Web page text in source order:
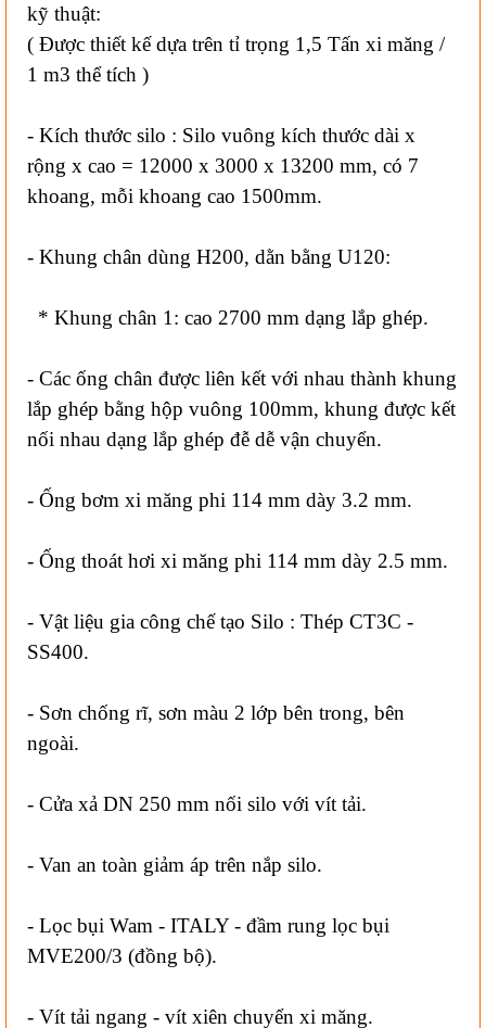
kỹ thuật:
( Được thiết kế dựa trên tỉ trọng 1,5 Tấn xi măng /
1 m3 thể tích )
- Kích thước silo : Silo vuông kích thước dài x
rộng x cao = 12000 x 3000 x 13200 mm, có 7
khoang, mỗi khoang cao 1500mm.
- Khung chân dùng H200, dằn bằng U120:
* Khung chân 1: cao 2700 mm dạng lắp ghép.
- Các ống chân được liên kết với nhau thành khung
lắp ghép bằng hộp vuông 100mm, khung được kết
nối nhau dạng lắp ghép đễ dễ vận chuyển.
- Ống bơm xi măng phi 114 mm dày 3.2 mm.
- Ống thoát hơi xi măng phi 114 mm dày 2.5 mm.
- Vật liệu gia công chế tạo Silo : Thép CT3C -
SS400.
- Sơn chống rĩ, sơn màu 2 lớp bên trong, bên
ngoài.
- Cửa xả DN 250 mm nối silo với vít tải.
- Van an toàn giảm áp trên nắp silo.
- Lọc bụi Wam - ITALY - đầm rung lọc bụi
MVE200/3 (đồng bộ).
- Vít tải ngang - vít xiên chuyển xi măng.